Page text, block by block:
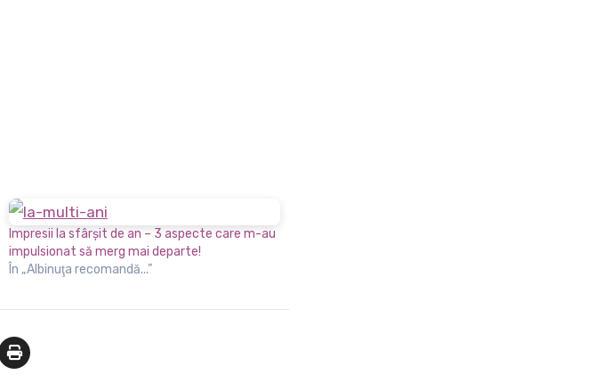
Impresii la sfârşit de an – 3 aspecte care m-au
impulsionat să merg mai departe!
În „Albinuţa recomandă...”